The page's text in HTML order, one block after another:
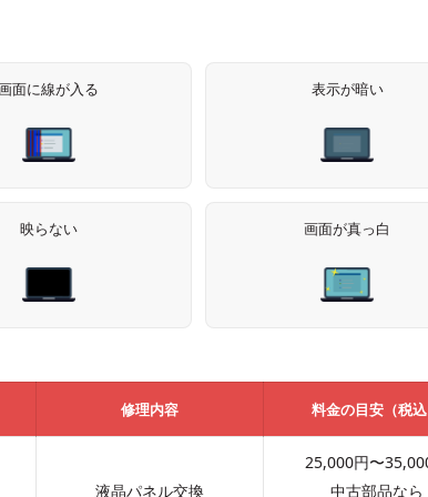
面に線が入る 表示が暗い
映らない 画面が真っ白
修理内容 料金の目安（税込
液晶パネル交換
25,000円〜
中古部品なら